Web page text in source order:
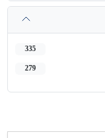
335
279